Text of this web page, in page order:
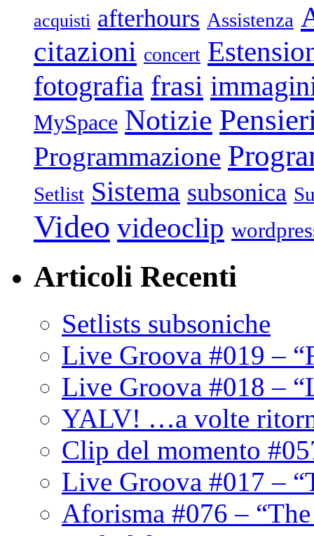
acquisti afterhours Assistenza
citazioni concert
fotografia frasi
MySpace Notizie
Programmazione
Setlist Sistema subsonica
Video videoclip
Articoli Recenti
Setlists subsoniche
Live Groova #019 –
Live Groova #018 –
YALV! …a volte
Clip del momento
Live Groova #017 –
Aforisma #076 –